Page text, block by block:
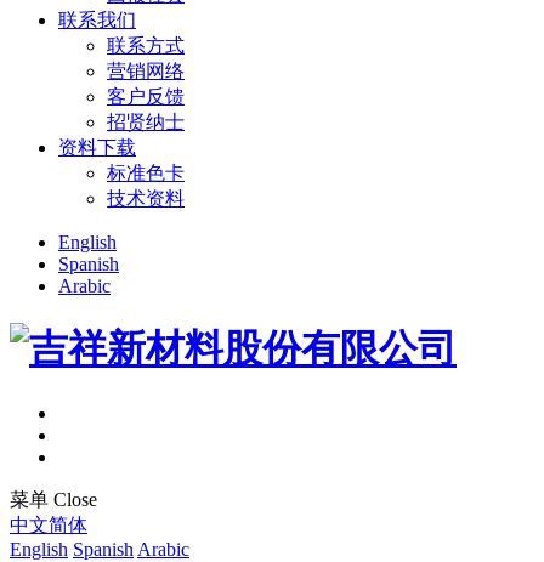
联系我们
联系方式
营销网络
客户反馈
招贤纳士
资料下载
标准色卡
技术资料
English
Spanish
Arabic
菜单 Close
中文简体
English Spanish Arabic